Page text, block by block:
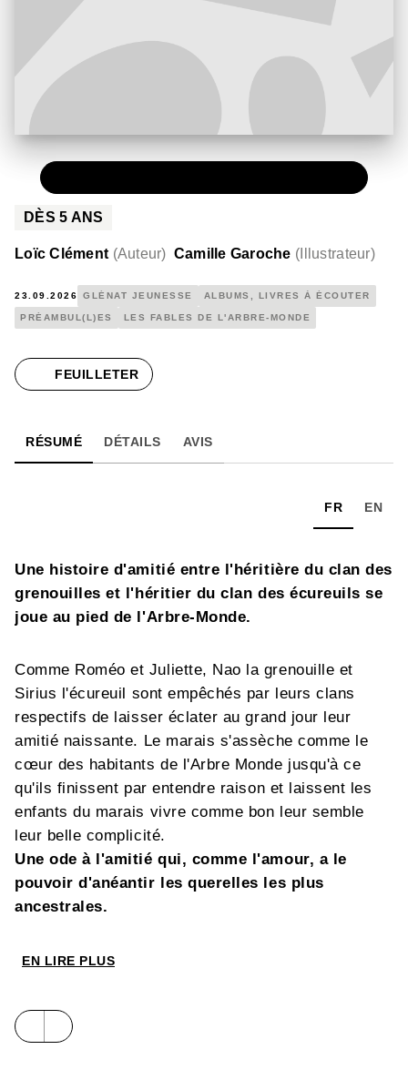
DÈS5 ANS
Loïc Clément (Auteur) Camille Garoche ( Illustrateur)
23.09.2026 GLÉNAT JEUNESSE ALBUMS, LIVRES À ÉCOUTER
PRÉAMBUL(L)ES LES FABLES DE L'ARBRE-MONDE
FEUILLETER
RÉSUMÉ DÉTAILS AVIS
FR EN
Une histoire d'amitié entre l'héritière du clan des
grenouilles et l'héritier du clan des écureuils se
joue au pied de l'Arbre-Monde.
Comme Roméo et Juliette, Nao la grenouille et
Sirius l'écureuil sont empêchés par leurs clans
respectifs de laisser éclater au grand jour leur
amitié naissante. Le marais s'assèche comme le
cœur des habitants de l'Arbre Monde jusqu'à ce
qu'ils finissent par entendre raison et laissent les
enfants du marais vivre comme bon leur semble
leur belle complicité.
Une ode à l'amitié qui, comme l'amour, a le
pouvoir d'anéantir les querelles les plus
ancestrales.
EN LIRE PLUS